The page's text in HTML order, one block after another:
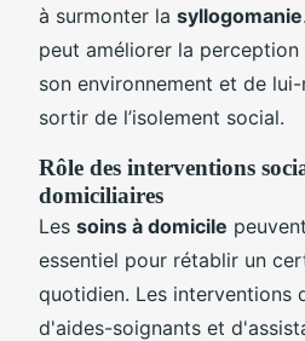
à surmonter la syllogomanie
peut améliorer la
son environnement et de
sortir de l’isolement social.
Rôle des interventions
domiciliaires
Les soins à domicile
essentiel pour rétablir un
quotidien. Les interventions
d'aides-soignants et